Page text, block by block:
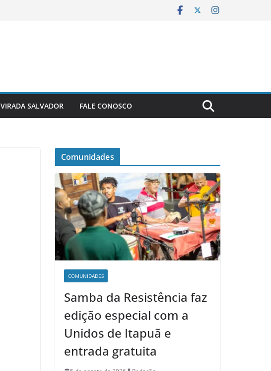
VIRADA SALVADOR FALE CONOSCO
Comunidades
COMUNIDADES
Samba da Resistência faz
edição especial com a
Unidos de Itapuã e
entrada gratuita